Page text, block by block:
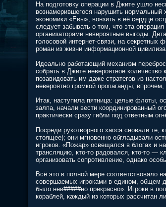
На подготовку операции в Джите ушло
вознамерившегося нарушить
экономики «Евы», вонзить в её сердце
следует забывать о том, что эта
организаторами невероятные выгоды.
голосовой интернет-связи, на
роман из жизни информационной
Идеально работающий механизм
собрать в Джите невероятное
позавидовать им даже стратегов из
невероятно громкой пропаганды;
Итак, наступила пятница: целые флоты,
залпа, начали вести координированный
практически сразу гибли под ответным
Посреди рукотворного хаоса сновали
стоящее); они мгновенно обгладывали
игроков. «Пожар» освещался в блогах и
трансляцию, кто-то радовался, кто-то —
организовать сопротивление, однако
Всё это в полной мере соответствовало
совершаемых игроками в едином, общем
было нев#####но прекрасно». Игроки в
кораблей, каждый из которых рассчитан